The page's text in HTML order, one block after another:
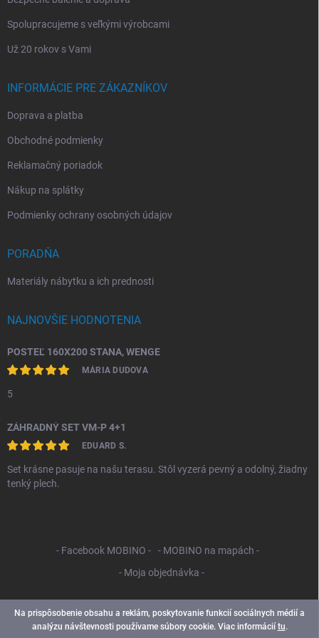
Na prispôsobenie obsahu a reklám, poskytovanie funkcií sociálnych médií a
analýzu návštevnosti používame súbory cookie. Viac informáciítu.
Spolupracujeme s veľkými výrobcami
Už 20 rokov s Vami
INFORMÁCIE PRE ZÁKAZNÍKOV
Doprava a platba
Obchodné podmienky
Reklamačný poriadok
Nákup na splátky
Podmienky ochrany osobných údajov
PORADŇA
Materiály nábytku a ich prednosti
NAJNOVŠIE HODNOTENIA
POSTEĽ 160X200 STANA, WENGE
MÁRIA DUDOVA
5
ZÁHRADNÝ SET VM-P 4+1
EDUARD S.
Set krásne pasuje na našu terasu. Stôl vyzerá pevný a odolný, žiadny
tenký plech.
- Facebook MOBINO -
- MOBINO na mapách -
- Moja objednávka -
Copyright 2026Mobino SK. Všetky práva vyhradené.